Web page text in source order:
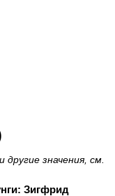
значения, см.
Зигфрид